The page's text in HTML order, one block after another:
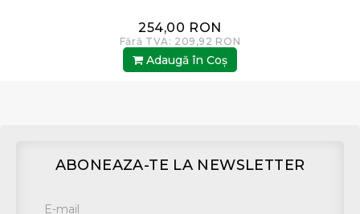
254,00 RON
Fără TVA: 209,92 RON
Adaugă în Coş
ABONEAZA-TE LA NEWSLETTER